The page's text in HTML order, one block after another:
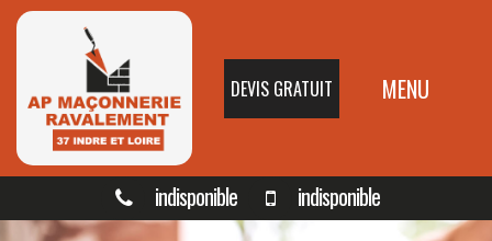
DEVIS GRATUIT MENU
indisponible indisponible